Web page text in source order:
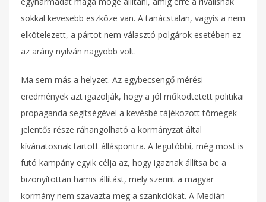
sokkal kevesebb eszköze van. A tanácstalan, vagyis a nem
elkötelezett, a pártot nem választó polgárok esetében ez
az arány nyilván nagyobb volt.
Ma sem más a helyzet. Az egybecsengő mérési
eredmények azt igazolják, hogy a jól működtetett politikai
propaganda segítségével a kevésbé tájékozott tömegek
jelentős része ráhangolható a kormányzat által
kívánatosnak tartott álláspontra. A legutóbbi, még most is
futó kampány egyik célja az, hogy igaznak állítsa be a
bizonyítottan hamis állítást, mely szerint a magyar
kormány nem szavazta meg a szankciókat. A Medián